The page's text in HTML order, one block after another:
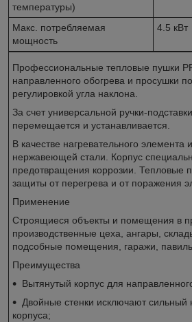
температуры)
Макс. потребляемая
мощность
4.5 кВт
Профессиональные тепловые пушки
направленного обогрева и просушки
регулировкой угла наклона.
За счет универсальной ручки-
перемещается и устанавливается.
В качестве нагревательного элемента
нержавеющей стали. Корпус
предотвращения коррозии. Тепловые
защиты от перегрева и от поражения
Применение
Строящиеся объекты и помещения в
производственные цеха, ангары,
подсобные помещения, гаражи,
Преимущества
Вытянутый корпус для
Двойные стенки исключают сильный
корпуса;